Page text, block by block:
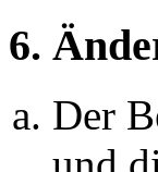
6.
Der